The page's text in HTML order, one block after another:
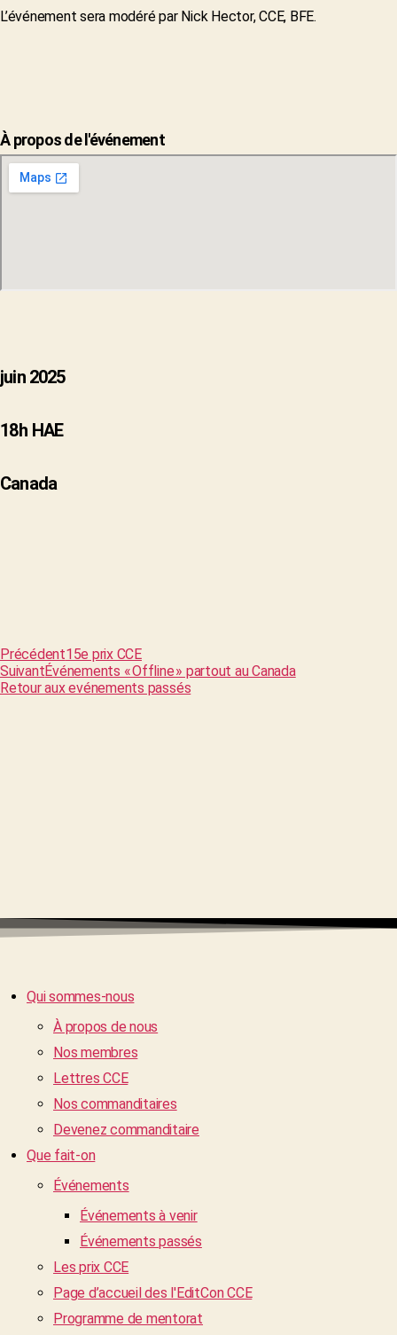
L’événement sera modéré par Nick Hector, CCE, BFE.
À propos de l'événement
juin 2025
18h HAE
Canada
Précédent15e prix CCE
SuivantÉvénements « Offline » partout au Canada
Retour aux evénements passés
Qui sommes-nous
À propos de nous
Nos membres
Lettres CCE
Nos commanditaires
Devenez commanditaire
Que fait-on
Événements
Événements à venir
Événements passés
Les prix CCE
Page d’accueil des l'EditCon CCE
Programme de mentorat